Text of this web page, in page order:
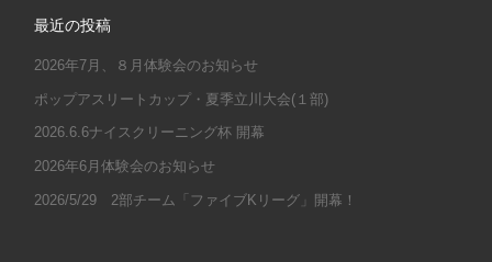
最近の投稿
2026年7月、８月体験会のお知らせ
ポップアスリートカップ・夏季立川大会(１部)
2026.6.6ナイスクリーニング杯 開幕
2026年6月体験会のお知らせ
2026/5/29 2部チーム「ファイブKリーグ」開幕！